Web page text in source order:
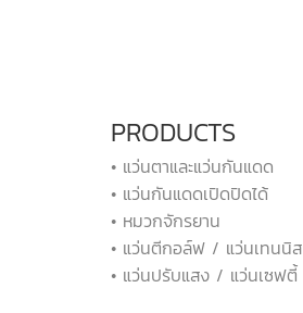
PRODUCTS
• แว่นตาและแว่นกันแดด
• แว่นกันแดดเปิดปิดได้
• หมวกจักรยาน
• แว่นตีกอล์ฟ / แว่นเทนนิส
• แว่นปรับแสง / แว่นเซฟตี้